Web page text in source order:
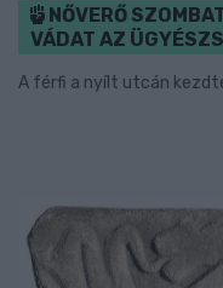
NŐVERŐ
VÁDAT AZ
A férfi a nyílt utcán